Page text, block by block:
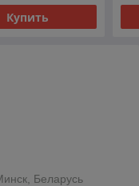
Купить
Беларусь